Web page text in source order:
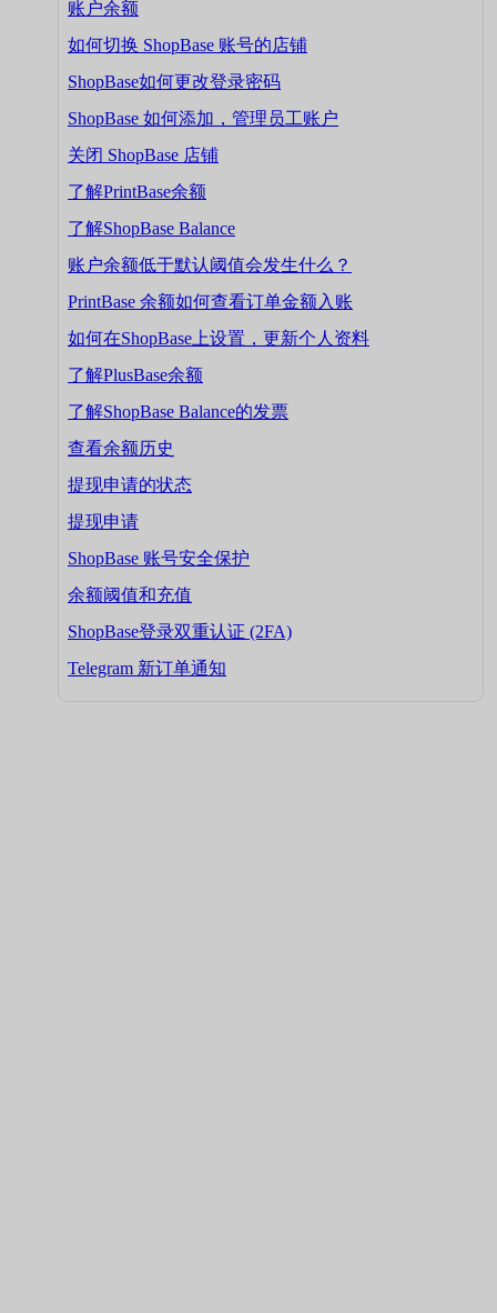
账户余额
如何切换 ShopBase 账号的店铺
ShopBase如何更改登录密码
ShopBase 如何添加，管理员工账户
关闭 ShopBase 店铺
了解PrintBase余额
了解ShopBase Balance
账户余额低于默认阈值会发生什么？
PrintBase 余额如何查看订单金额入账
如何在ShopBase上设置，更新个人资料
了解PlusBase余额
了解ShopBase Balance的发票
查看余额历史
提现申请的状态
提现申请
ShopBase 账号安全保护
余额阈值和充值
ShopBase登录双重认证 (2FA)
Telegram 新订单通知